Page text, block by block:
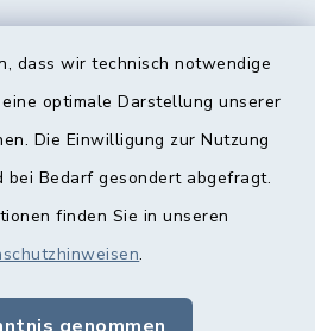
dass wir technisch notwendige
optimale Darstellung unserer
Die Einwilligung zur Nutzung
Bedarf gesondert abgefragt.
finden Sie in unseren
.